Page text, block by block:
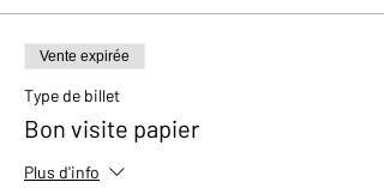
Vente expirée
Type de billet
Bon visite papier
Plus d'info